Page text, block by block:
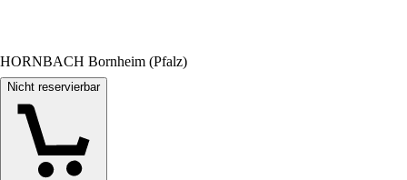
HORNBACH Bornheim (Pfalz)
Nicht reservierbar